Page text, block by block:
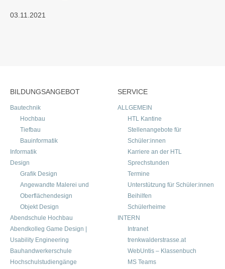
03.11.2021
BILDUNGSANGEBOT
Bautechnik
Hochbau
Tiefbau
Bauinformatik
Informatik
Design
Grafik Design
Angewandte Malerei und
Oberflächendesign
Objekt Design
Abendschule Hochbau
Abendkolleg Game Design |
Usability Engineering
Bauhandwerkerschule
Hochschulstudiengänge
SERVICE
ALLGEMEIN
HTL Kantine
Stellenangebote für
Schüler:innen
Karriere an der HTL
Sprechstunden
Termine
Unterstützung für Schüler:innen
Beihilfen
Schülerheime
INTERN
Intranet
trenkwalderstrasse.at
WebUntis – Klassenbuch
MS Teams